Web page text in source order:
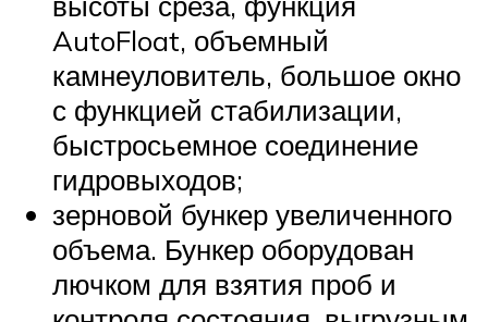
AutoFloat, объемный
камнеуловитель, большое окно
с функцией стабилизации,
быстросьемное соединение
гидровыходов;
зерновой бункер увеличенного
объема. Бункер оборудован
лючком для взятия проб и